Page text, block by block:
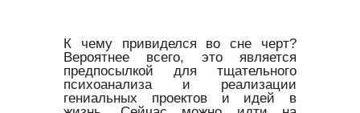
К чему привиделся во сне черт?
Вероятнее всего, это является
предпосылкой для тщательного
психоанализа и реализации
гениальных проектов и идей в